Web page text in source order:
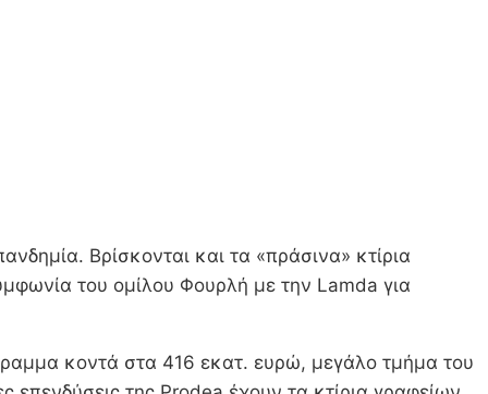
Βρίσκονται και τα «πράσινα» κτίρια
του ομίλου Φουρλή με την Lamda για
κοντά στα 416 εκατ. ευρώ, μεγάλο τμήμα του